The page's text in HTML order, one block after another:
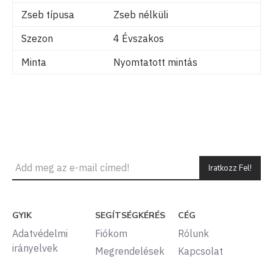
Zseb típusa
Zseb nélküli
Szezon
4 Évszakos
Minta
Nyomtatott mintás
Iratkozz Fel!
GYIK
Adatvédelmi
irányelvek
SEGÍTSÉGKÉRÉS
Fiókom
Megrendelések
CÉG
Rólunk
Kapcsolat